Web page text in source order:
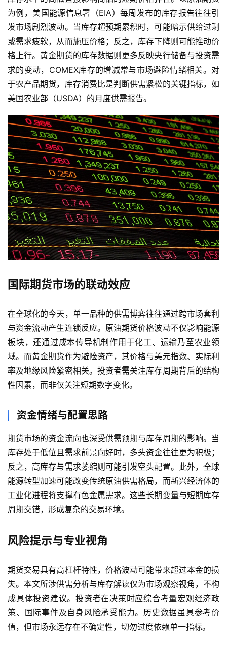
原
油
期
货
国
际
期
货
恒
货
期
货
入
为例，美国能源信息署（EIA）每周发布的库存报告往往引
发市场剧烈波动。当库存超预期累积时，可能暗示供给过剩
或需求疲软，从而施压价格；反之，库存下降则可能推动价
格上行。黄金期货的库存数据则更多反映央行储备与投资需
求的变动，COMEX库存的增减常与市场避险情绪相关。对
于农产品期货，库存消费比是判断供需紧松的关键指标，如
美国农业部（USDA）的月度供需报告。
国际期货市场的联动效应
在全球化的今天，单一品种的供需博弈往往通过跨市场套利
与资金流动产生连锁反应。原油期货价格波动不仅影响能源
板块，还通过成本传导机制作用于化工、运输乃至农业领
域。而黄金期货作为避险资产，其价格与美元指数、实际利
率及地缘风险紧密相关。投资者需关注库存周期背后的结构
性因素，而非仅关注短期数字变化。
资金情绪与配置思路
期货市场的资金流向也深受供需预期与库存周期的影响。当
库存处于低位且需求前景向好时，多头资金往往更为积极；
反之，高库存与需求萎缩则可能引发空头配置。此外，全球
能源转型加速可能改变传统原油供需格局，而新兴经济体的
工业化进程将支撑有色金属需求。这些长期变量与短期库存
周期交错，形成复杂的交易环境。
风险提示与专业视角
期货交易具有高杠杆特性，价格波动可能带来超过本金的损
失。本文所涉供需分析与库存解读仅为市场观察视角，不构
成具体投资建议。投资者在决策时应综合考量宏观经济政
策、国际事件及自身风险承受能力。历史数据虽具参考价
值，但市场永远存在不确定性，切勿过度依赖单一指标。